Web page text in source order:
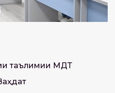
таълимии МДТ